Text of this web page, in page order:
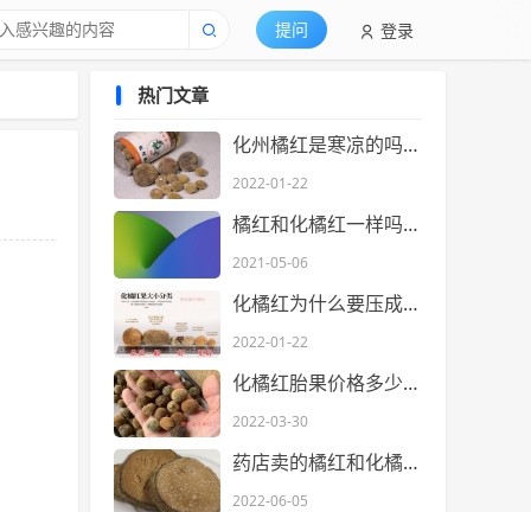
提问 登录
热门文章
化州橘红是寒凉的吗？秋冬季节可以喝吗？
2022-01-22
橘红和化橘红一样吗？(橘红和化橘红的区别)
2021-05-06
化橘红为什么要压成椭圆形？
2022-01-22
化橘红胎果价格多少钱一斤？
2022-03-30
药店卖的橘红和化橘红有区别吗？
2022-06-05